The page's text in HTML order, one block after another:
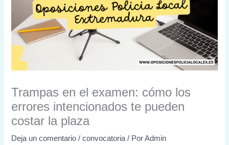
Trampas en el examen: cómo los
errores intencionados te pueden
costar la plaza
Deja un comentario /convocatoria/ PorAdmin